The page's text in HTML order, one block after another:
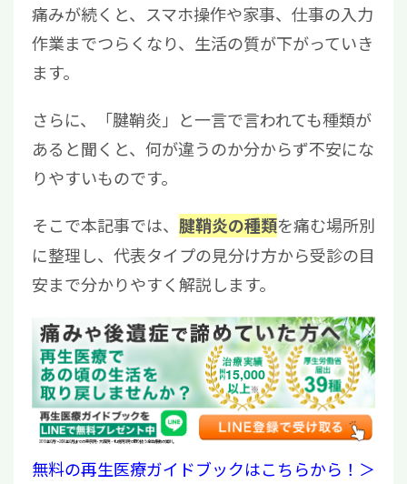
痛みが続くと、スマホ操作や家事、仕事の入力
作業までつらくなり、生活の質が下がっていき
ます。
さらに、「腱鞘炎」と一言で言われても種類が
あると聞くと、何が違うのか分からず不安にな
りやすいものです。
そこで本記事では、 腱鞘炎の種類を痛む場所別
に整理し、代表タイプの見分け方から受診の目
安まで分かりやすく解説します。
15,000
2019年6月〜2026年6月までの東京院・大阪院・札幌院3院で取り扱う全治療数の累計。
無料の再生医療ガイドブックはこちらから！＞